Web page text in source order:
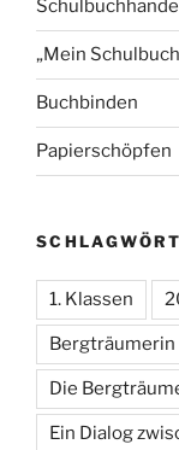
„Mein
Buchbinden
Papierschöpfen
1. Klassen
Bergträumerin
Die
Ein Dialog